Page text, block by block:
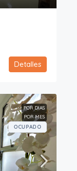
Detalles
POR DIAS
POR MES
OCUPADO